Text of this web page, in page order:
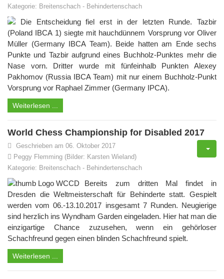
Kategorie: Breitenschach - Behindertenschach
Die Entscheidung fiel erst in der letzten Runde. Tazbir
(Poland IBCA 1) siegte mit hauchdünnem Vorsprung vor Oliver
Müller (Germany IBCA Team). Beide hatten am Ende sechs
Punkte und Tazbir aufgrund eines Buchholz-Punktes mehr die
Nase vorn. Dritter wurde mit fünfeinhalb Punkten Alexey
Pakhomov (Russia IBCA Team) mit nur einem Buchholz-Punkt
Vorsprung vor Raphael Zimmer (Germany IPCA).
Weiterlesen ...
World Chess Championship for Disabled 2017
Geschrieben am 06. Oktober 2017
Peggy Flemming (Bilder: Karsten Wieland)
Kategorie: Breitenschach - Behindertenschach
Bereits zum dritten Mal findet in
Dresden die Weltmeisterschaft für Behinderte statt. Gespielt
werden vom 06.-13.10.2017 insgesamt 7 Runden. Neugierige
sind herzlich ins Wyndham Garden eingeladen. Hier hat man die
einzigartige Chance zuzusehen, wenn ein gehörloser
Schachfreund gegen einen blinden Schachfreund spielt.
Weiterlesen ...